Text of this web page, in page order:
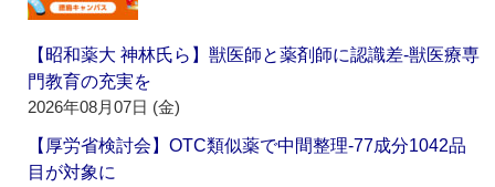
【昭和薬大 神林氏ら】獣医師と薬剤師に認識差‐獣医療専
門教育の充実を
2026年08月07日 (金)
【厚労省検討会】OTC類似薬で中間整理‐77成分1042品
目が対象に